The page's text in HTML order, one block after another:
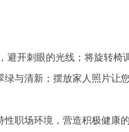
避开刺眼的光线；将旋转
与清新；摆放家人照片让
场环境，营造积极健康